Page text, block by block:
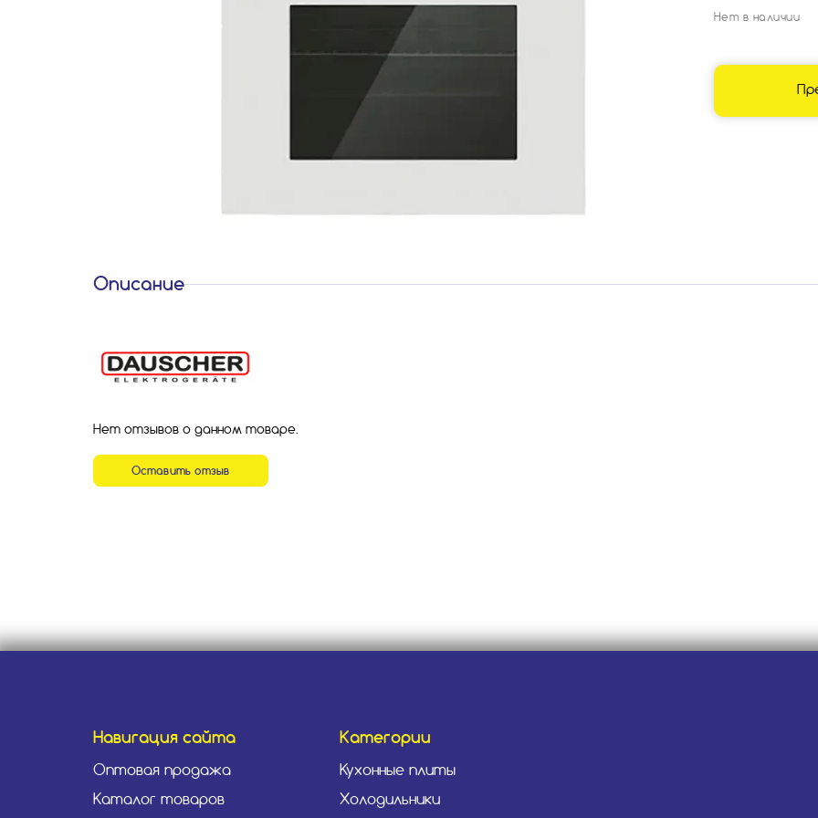
Нет в наличии
Описание
Нет отзывов о данном товаре.
Оставить отзыв
Навигация сайта
Оптовая продажа
Каталог товаров
Категории
Кухонные плиты
Холодильники